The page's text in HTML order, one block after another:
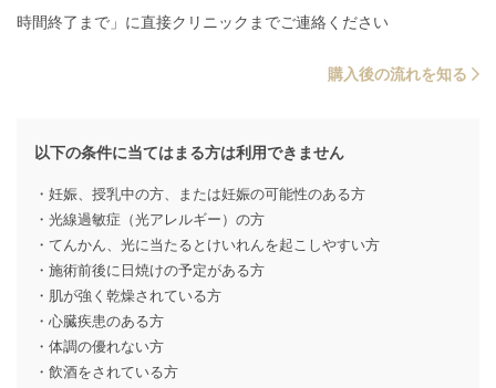
時間終了まで」に直接クリニックまでご連絡ください
購入後の流れを知る
以下の条件に当てはまる方は利用できません
・妊娠、授乳中の方、または妊娠の可能性のある方
・光線過敏症（光アレルギー）の方
・てんかん、光に当たるとけいれんを起こしやすい方
・施術前後に日焼けの予定がある方
・肌が強く乾燥されている方
・心臓疾患のある方
・体調の優れない方
・飲酒をされている方